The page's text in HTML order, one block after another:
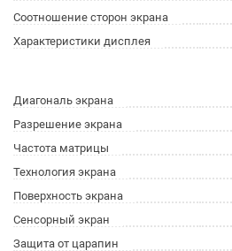
Соотношение сторон экрана
Характеристики дисплея
Диагональ экрана
Разрешение экрана
Частота матрицы
Технология экрана
Поверхность экрана
Сенсорный экран
Защита от царапин